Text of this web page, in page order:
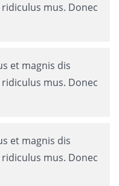
mus. Donec
et magnis dis
mus. Donec
et magnis dis
mus. Donec